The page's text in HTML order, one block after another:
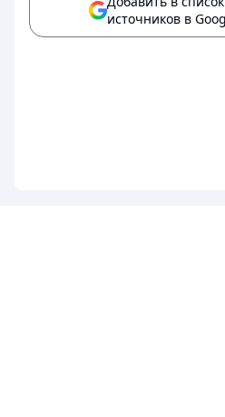
источников в